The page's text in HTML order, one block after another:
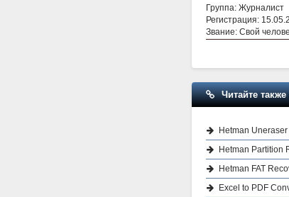
Группа: Журналист
Регистрация:
Звание: Свой
Читайте
Hetman
Hetman Partition
Hetman FAT
Excel to PDF